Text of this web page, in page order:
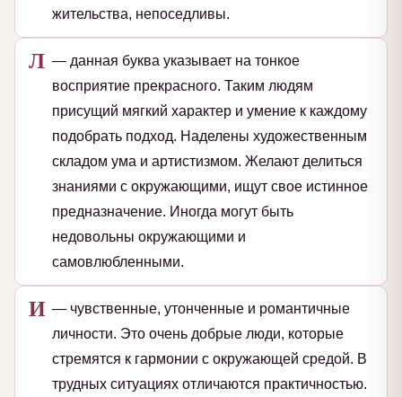
жительства, непоседливы.
Л — данная буква указывает на тонкое
восприятие прекрасного. Таким людям
присущий мягкий характер и умение к каждому
подобрать подход. Наделены художественным
складом ума и артистизмом. Желают делиться
знаниями с окружающими, ищут свое истинное
предназначение. Иногда могут быть
недовольны окружающими и
самовлюбленными.
И — чувственные, утонченные и романтичные
личности. Это очень добрые люди, которые
стремятся к гармонии с окружающей средой. В
трудных ситуациях отличаются практичностью.